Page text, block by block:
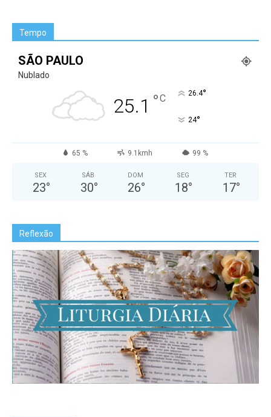
Tempo
SÃO PAULO
Nublado
25.1 °C 26.4°
24°
65 % 9.1kmh 99 %
SEX
23°
SÁB
30°
DOM
26°
SEG
18°
TER
17°
Reflexão